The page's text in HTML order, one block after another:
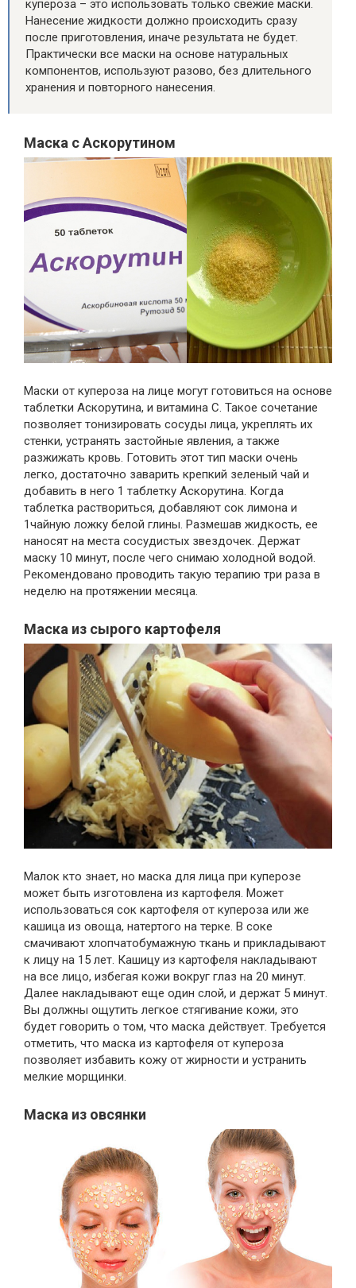
купероза – это использовать только свежие маски.
Нанесение жидкости должно происходить сразу
после приготовления, иначе результата не будет.
Практически все маски на основе натуральных
компонентов, используют разово, без длительного
хранения и повторного нанесения.
Маска с Аскорутином
Маски от купероза на лице могут готовиться на основе
таблетки Аскорутина, и витамина С. Такое сочетание
позволяет тонизировать сосуды лица, укреплять их
стенки, устранять застойные явления, а также
разжижать кровь. Готовить этот тип маски очень
легко, достаточно заварить крепкий зеленый чай и
добавить в него 1 таблетку Аскорутина. Когда
таблетка раствориться, добавляют сок лимона и
1чайную ложку белой глины. Размешав жидкость, ее
наносят на места сосудистых звездочек. Держат
маску 10 минут, после чего снимаю холодной водой.
Рекомендовано проводить такую терапию три раза в
неделю на протяжении месяца.
Маска из сырого картофеля
Малок кто знает, но маска для лица при куперозе
может быть изготовлена из картофеля. Может
использоваться сок картофеля от купероза или же
кашица из овоща, натертого на терке. В соке
смачивают хлопчатобумажную ткань и прикладывают
к лицу на 15 лет. Кашицу из картофеля накладывают
на все лицо, избегая кожи вокруг глаз на 20 минут.
Далее накладывают еще один слой, и держат 5 минут.
Вы должны ощутить легкое стягивание кожи, это
будет говорить о том, что маска действует. Требуется
отметить, что маска из картофеля от купероза
позволяет избавить кожу от жирности и устранить
мелкие морщинки.
Маска из овсянки